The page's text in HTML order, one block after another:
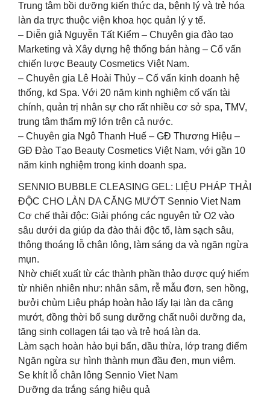
Trung tâm bồi dưỡng kiến thức da, bệnh lý và trẻ hóa
làn da trực thuộc viện khoa học quản lý y tế.
– Diễn giả Nguyễn Tất Kiểm – Chuyên gia đào tạo
Marketing và Xây dựng hệ thống bán hàng – Cố vấn
chiến lược Beauty Cosmetics Việt Nam.
– Chuyên gia Lê Hoài Thủy – Cố vấn kinh doanh hệ
thống, kd Spa. Với 20 năm kinh nghiệm cố vấn tài
chính, quản trị nhân sự cho rất nhiều cơ sở spa, TMV,
trung tâm thẩm mỹ lớn trên cả nước.
– Chuyên gia Ngô Thanh Huế – GĐ Thương Hiệu –
GĐ Đào Tạo Beauty Cosmetics Việt Nam, với gần 10
năm kinh nghiệm trong kinh doanh spa.
SENNIO BUBBLE CLEASING GEL: LIỆU PHÁP THẢI
ĐỘC CHO LÀN DA CĂNG MƯỚT Sennio Viet Nam
Cơ chế thải độc: Giải phóng các nguyên tử O2 vào
sâu dưới da giúp da đào thải độc tố, làm sạch sâu,
thông thoáng lỗ chân lông, làm sáng da và ngăn ngừa
mụn.
Nhờ chiết xuất từ các thành phần thảo dược quý hiếm
từ nhiên nhiên như: nhân sâm, rễ mẫu đơn, sen hồng,
bưởi chùm Liệu pháp hoàn hảo lấy lại làn da căng
mướt, đồng thời bổ sung dưỡng chất nuôi dưỡng da,
tăng sinh collagen tái tạo và trẻ hoá làn da.
Làm sạch hoàn hảo bụi bẩn, dầu thừa, lớp trang điểm
Ngăn ngừa sự hình thành mụn đầu đen, mụn viêm.
Se khít lỗ chân lông Sennio Viet Nam
Dưỡng da trắng sáng hiệu quả